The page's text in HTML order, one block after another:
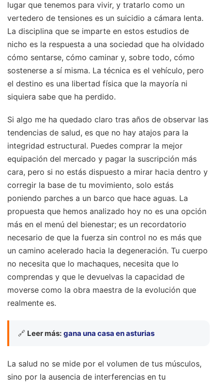
lugar que tenemos para vivir, y tratarlo como un
vertedero de tensiones es un suicidio a cámara lenta.
La disciplina que se imparte en estos estudios de
nicho es la respuesta a una sociedad que ha olvidado
cómo sentarse, cómo caminar y, sobre todo, cómo
sostenerse a sí misma. La técnica es el vehículo, pero
el destino es una libertad física que la mayoría ni
siquiera sabe que ha perdido.
Si algo me ha quedado claro tras años de observar las
tendencias de salud, es que no hay atajos para la
integridad estructural. Puedes comprar la mejor
equipación del mercado y pagar la suscripción más
cara, pero si no estás dispuesto a mirar hacia dentro y
corregir la base de tu movimiento, solo estás
poniendo parches a un barco que hace aguas. La
propuesta que hemos analizado hoy no es una opción
más en el menú del bienestar; es un recordatorio
necesario de que la fuerza sin control no es más que
un camino acelerado hacia la degeneración. Tu cuerpo
no necesita que lo machaques, necesita que lo
comprendas y que le devuelvas la capacidad de
moverse como la obra maestra de la evolución que
realmente es.
🔗 Leer más: gana una casa en asturias
La salud no se mide por el volumen de tus músculos,
sino por la ausencia de interferencias en tu